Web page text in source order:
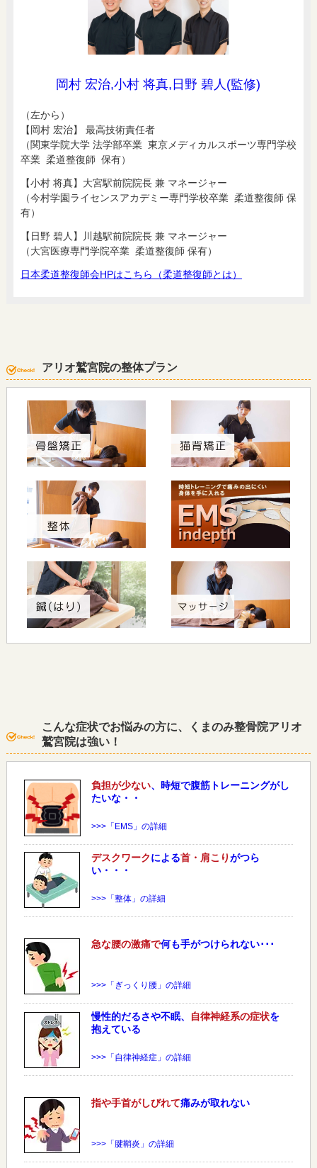
岡村 宏治,小村 将真,日野 碧人(監修)
（左から）
【岡村 宏治】 最高技術責任者
（関東学院大学 法学部卒業 東京メディカルスポーツ専門学校
卒業 柔道整復師 保有）
【小村 将真】大宮駅前院院長 兼 マネージャー
（今村学園ライセンスアカデミー専門学校卒業 柔道整復師 保
有）
【日野 碧人】川越駅前院院長 兼 マネージャー
（大宮医療専門学院卒業 柔道整復師 保有）
日本柔道整復師会HPはこちら（柔道整復師とは）
アリオ鷲宮院の整体プラン
こんな症状でお悩みの方に、くまのみ整骨院アリオ
鷲宮院は強い！
負担が少ない、時短で腹筋トレーニングがし
たいな・・
>>>「EMS」の詳細
デスクワークによる首・肩こりがつら
い・・・
>>>「整体」の詳細
急な腰の激痛で何も手がつけられない･･･
>>>「ぎっくり腰」の詳細
慢性的だるさや不眠、 自律神経系の症状を
抱えている
>>>「自律神経症」の詳細
指や手首がしびれて痛みが取れない
>>>「腱鞘炎」の詳細